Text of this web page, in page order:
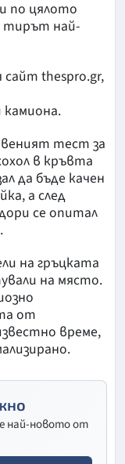
по цялото
тирът най-
сайт thespro.gr,
тест за
в кръвта
да бъде качен
а след
се опитал
на гръцката
на място.
от
време,
най-новото от